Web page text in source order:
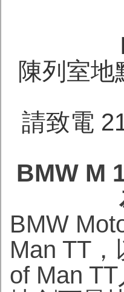
陳列室地
請致電
BMW M
BMW
Man TT
of Man